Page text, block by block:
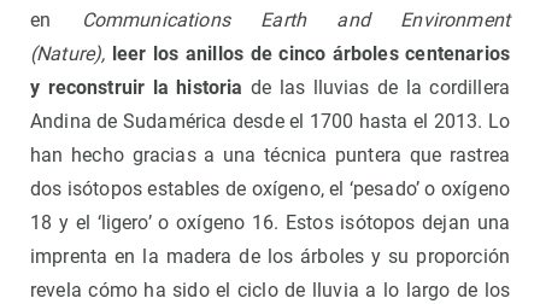
en
Communications Earth and Environment
(Nature), leer los anillos de cinco árboles centenarios
y reconstruir la historia de las lluvias de la cordillera
Andina de Sudamérica desde el 1700 hasta el 2013. Lo
han hecho gracias a una técnica puntera que rastrea
dos isótopos estables de oxígeno, el ‘pesado’ o oxígeno
18 y el ‘ligero’ o oxígeno 16. Estos isótopos dejan una
imprenta en la madera de los árboles y su proporción
revela cómo ha sido el ciclo de lluvia a lo largo de los